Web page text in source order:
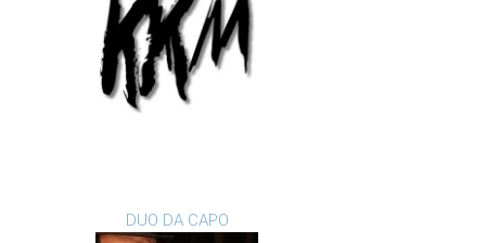
DUO DA CAPO